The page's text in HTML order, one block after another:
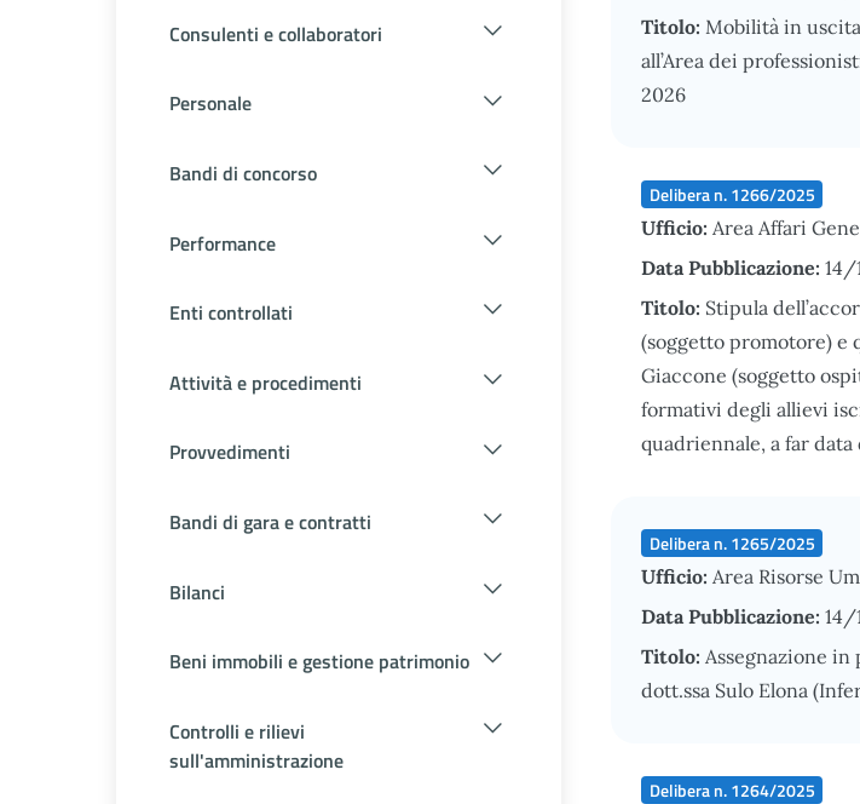
Consulenti e collaboratori
Personale
Bandi di concorso
Performance
Enti controllati
Attività e procedimenti
Provvedimenti
Bandi di gara e contratti
Bilanci
Beni immobili e gestione patrimonio
Controlli e rilievi
sull'amministrazione
Titolo: Mobilità in uscita
all’Area dei
2026
Delibera n. 1266/2025
Ufficio: Area Affari
Data Pubblicazione: 14/
Titolo: Stipula
(soggetto promotore) e
Giaccone (soggetto
formativi degli allievi
quadriennale, a far
Delibera n. 1265/2025
Ufficio: Area Risorse
Data Pubblicazione: 14/
Titolo: Assegnazione in
dott.ssa Sulo Elona
Delibera n. 1264/2025